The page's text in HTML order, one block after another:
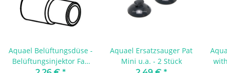
Aquael Belüftungsdüse -
Belüftungsinjektor Fan
Aquael Ersatzsauger Pat
Mini u.a. - 2 Stück